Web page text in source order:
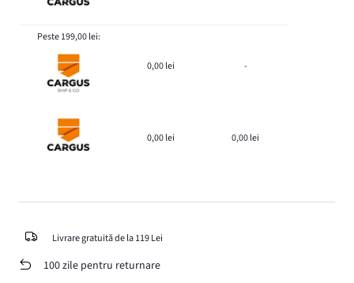
Peste 199,00 lei:
0,00 lei -
0,00 lei 0,00 lei
Livrare gratuită de la 119 Lei
100 zile pentru returnare